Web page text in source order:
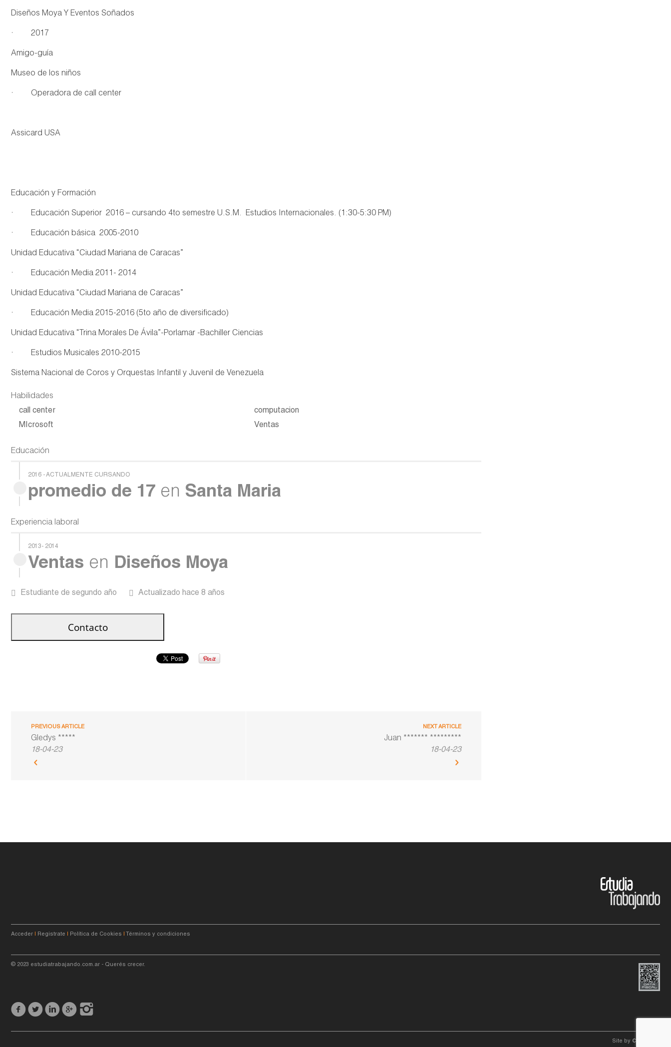
Diseños Moya Y Eventos Soñados
· 2017
Amigo-guía
Museo de los niños
· Operadora de call center
Assicard USA
Educación y Formación
· Educación Superior 2016 – cursando 4to semestre U.S.M. Estudios Internacionales. (1:30-5:30 PM)
· Educación básica 2005-2010
Unidad Educativa “Ciudad Mariana de Caracas”
· Educación Media 2011- 2014
Unidad Educativa “Ciudad Mariana de Caracas”
· Educación Media 2015-2016 (5to año de diversificado)
Unidad Educativa “Trina Morales De Ávila”-Porlamar -Bachiller Ciencias
· Estudios Musicales 2010-2015
Sistema Nacional de Coros y Orquestas Infantil y Juvenil de Venezuela
Habilidades
call center
computacion
MIcrosoft
Ventas
Educación
2016 - ACTUALMENTE CURSANDO
promedio de 17 en Santa Maria
Experiencia laboral
2013- 2014
Ventas en Diseños Moya
Estudiante de segundo año Actualizado hace 8 años
PREVIOUS ARTICLE
Gledys *****
18-04-23
NEXT ARTICLE
Juan ******* *********
18-04-23
Acceder Registrate Política de Cookies Términos y condiciones
© 2023 estudiatrabajando.com.ar - Querés crecer.
Site by C4f.